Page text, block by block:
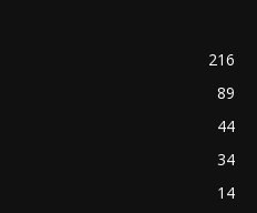
216
89
44
34
14